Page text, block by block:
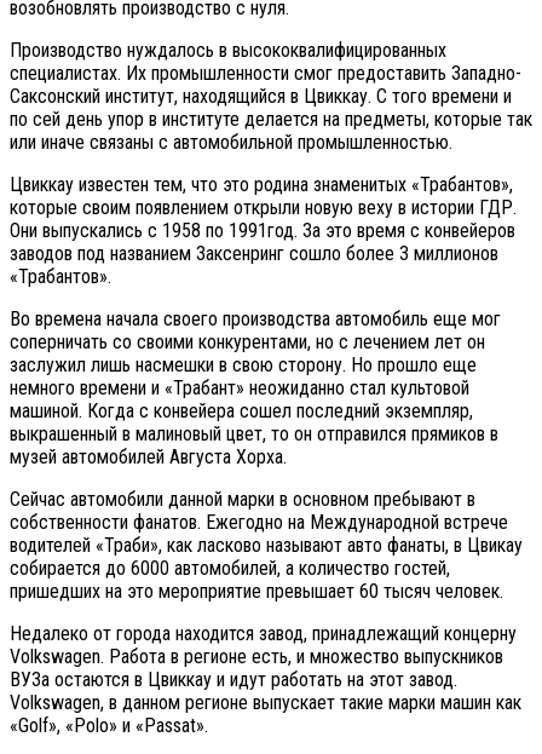
возобновлять производство с нуля.
Производство нуждалось в высококвалифицированных
специалистах. Их промышленности смог предоставить Западно-
Саксонский институт, находящийся в Цвиккау. С того времени и
по сей день упор в институте делается на предметы, которые так
или иначе связаны с автомобильной промышленностью.
Цвиккау известен тем, что это родина знаменитых «Трабантов»,
которые своим появлением открыли новую веху в истории ГДР.
Они выпускались с 1958 по 1991год. За это время с конвейеров
заводов под названием Заксенринг сошло более 3 миллионов
«Трабантов».
Во времена начала своего производства автомобиль еще мог
соперничать со своими конкурентами, но с лечением лет он
заслужил лишь насмешки в свою сторону. Но прошло еще
немного времени и «Трабант» неожиданно стал культовой
машиной. Когда с конвейера сошел последний экземпляр,
выкрашенный в малиновый цвет, то он отправился прямиков в
музей автомобилей Августа Хорха.
Сейчас автомобили данной марки в основном пребывают в
собственности фанатов. Ежегодно на Международной встрече
водителей «Траби», как ласково называют авто фанаты, в Цвикау
собирается до 6000 автомобилей, а количество гостей,
пришедших на это мероприятие превышает 60 тысяч человек.
Недалеко от города находится завод, принадлежащий концерну
Volkswagen. Работа в регионе есть, и множество выпускников
ВУЗа остаются в Цвиккау и идут работать на этот завод.
Volkswagen, в данном регионе выпускает такие марки машин как
«Golf», «Polo» и «Passat».